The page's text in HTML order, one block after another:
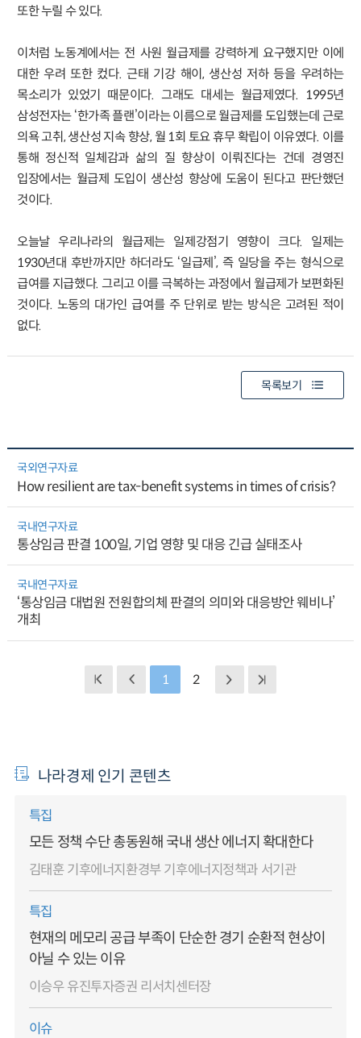
또한 누릴 수 있다.
이처럼 노동계에서는 전 사원 월급제를 강력하게 요구했지만 이에
대한 우려 또한 컸다. 근태 기강 해이, 생산성 저하 등을 우려하는
목소리가 있었기 때문이다. 그래도 대세는 월급제였다. 1995년
삼성전자는 ‘한가족 플랜’이라는 이름으로 월급제를 도입했는데 근로
의욕 고취, 생산성 지속 향상, 월 1회 토요 휴무 확립이 이유였다. 이를
통해 정신적 일체감과 삶의 질 향상이 이뤄진다는 건데 경영진
입장에서는 월급제 도입이 생산성 향상에 도움이 된다고 판단했던
것이다.
오늘날 우리나라의 월급제는 일제강점기 영향이 크다. 일제는
1930년대 후반까지만 하더라도 ‘일급제’, 즉 일당을 주는 형식으로
급여를 지급했다. 그리고 이를 극복하는 과정에서 월급제가 보편화된
것이다. 노동의 대가인 급여를 주 단위로 받는 방식은 고려된 적이
없다.
목록보기
국외연구자료
How resilient are tax-benefit systems in times of crisis?
국내연구자료
통상임금 판결 100일, 기업 영향 및 대응 긴급 실태조사
국내연구자료
‘통상임금 대법원 전원합의체 판결의 의미와 대응방안 웨비나’
개최
1 2
나라경제 인기 콘텐츠
특집
모든 정책 수단 총동원해 국내 생산 에너지 확대한다
김태훈 기후에너지환경부 기후에너지정책과 서기관
특집
현재의 메모리 공급 부족이 단순한 경기 순환적 현상이
아닐 수 있는 이유
이승우 유진투자증권 리서치센터장
이슈